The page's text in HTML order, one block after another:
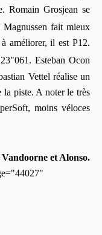
Romain Grosjean se
fait mieux
améliorer, il est P12.
Esteban Ocon
Vettel réalise un
la piste. A noter le très
moins véloces
et Alonso.